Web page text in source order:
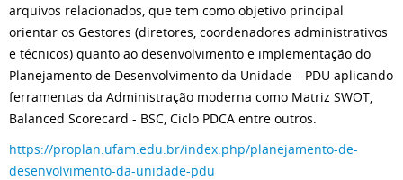
arquivos relacionados, que tem como objetivo principal
orientar os Gestores (diretores, coordenadores administrativos
e técnicos) quanto ao desenvolvimento e implementação do
Planejamento de Desenvolvimento da Unidade – PDU aplicando
ferramentas da Administração moderna como Matriz SWOT,
Balanced Scorecard - BSC, Ciclo PDCA entre outros.
https://proplan.ufam.edu.br/index.php/planejamento-de-
desenvolvimento-da-unidade-pdu